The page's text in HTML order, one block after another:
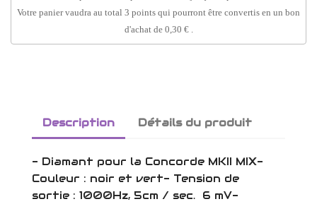
Votre panier vaudra au total 3 points qui pourront être convertis en un bon
d'achat de 0,30 €.
Description Détails du produit
- Diamant pour la Concorde MKII MIX-
Couleur : noir et vert- Tension de
sortie : 1000Hz, 5cm / sec. 6 mV-